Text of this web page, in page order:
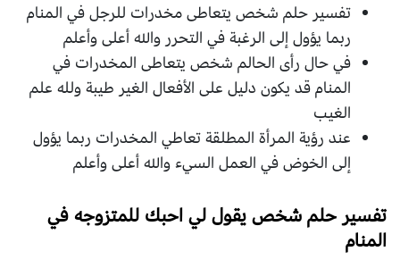
تفسير حلم شخص يتعاطى مخدرات للرجل في المنام
ربما يؤول إلى الرغبة في التحرر والله أعلى وأعلم
في حال رأى الحالم شخص يتعاطى المخدرات في
المنام قد يكون دليل على الأفعال الغير طيبة ولله علم
الغيب
عند رؤية المرأة المطلقة تعاطي المخدرات ربما يؤول
إلى الخوض في العمل السيء والله أعلى وأعلم
تفسير حلم شخص يقول لي احبك للمتزوجه في
المنام